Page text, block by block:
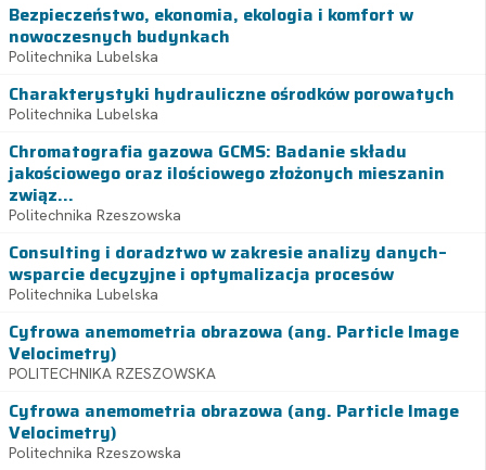
Bezpieczeństwo, ekonomia, ekologia i komfort w
nowoczesnych budynkach
Politechnika Lubelska
Charakterystyki hydrauliczne ośrodków porowatych
Politechnika Lubelska
Chromatografia gazowa GCMS: Badanie składu
jakościowego oraz ilościowego złożonych mieszanin
związ...
Politechnika Rzeszowska
Consulting i doradztwo w zakresie analizy danych–
wsparcie decyzyjne i optymalizacja procesów
Politechnika Lubelska
Cyfrowa anemometria obrazowa (ang. Particle Image
Velocimetry)
POLITECHNIKA RZESZOWSKA
Cyfrowa anemometria obrazowa (ang. Particle Image
Velocimetry)
Politechnika Rzeszowska